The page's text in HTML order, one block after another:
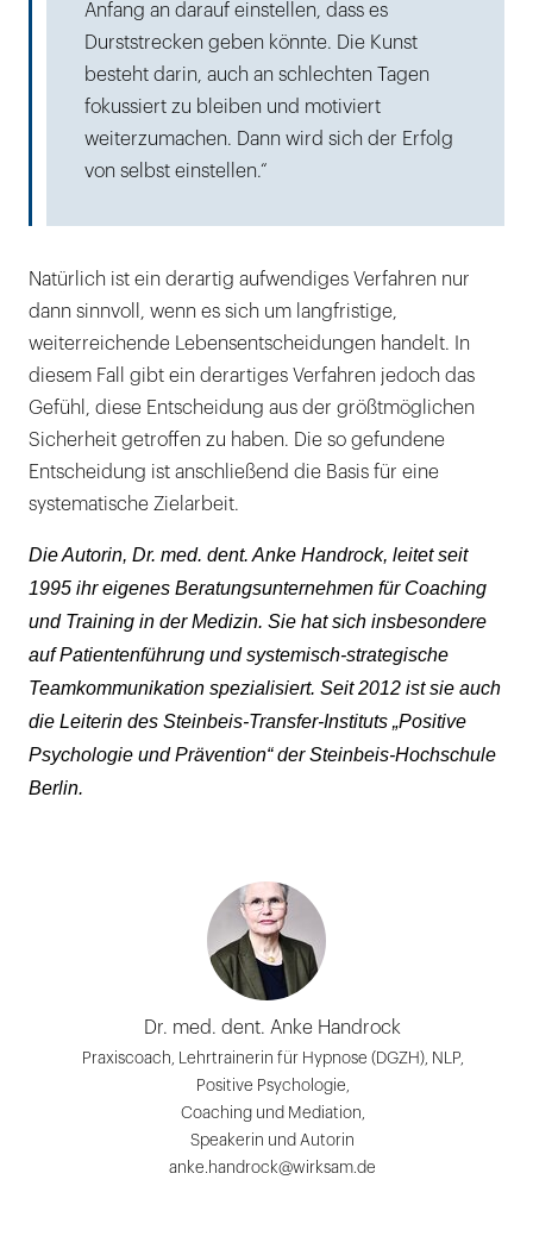
Anfang an darauf einstellen, dass es
Durststrecken geben könnte. Die Kunst
besteht darin, auch an schlechten Tagen
fokussiert zu bleiben und motiviert
weiterzumachen. Dann wird sich der Erfolg
von selbst einstellen.“
Natürlich ist ein derartig aufwendiges Verfahren nur
dann sinnvoll, wenn es sich um langfristige,
weiterreichende Lebensentscheidungen handelt. In
diesem Fall gibt ein derartiges Verfahren jedoch das
Gefühl, diese Entscheidung aus der größtmöglichen
Sicherheit getroffen zu haben. Die so gefundene
Entscheidung ist anschließend die Basis für eine
systematische Zielarbeit.
Die Autorin, Dr. med. dent. Anke Handrock, leitet seit
1995 ihr eigenes Beratungsunternehmen für Coaching
und Training in der Medizin. Sie hat sich insbesondere
auf Patientenführung und systemisch-strategische
Teamkommunikation spezialisiert. Seit 2012 ist sie auch
die Leiterin des Steinbeis-Transfer-Instituts „Positive
Psychologie und Prävention“ der Steinbeis-Hochschule
Berlin.
Dr. med. dent. Anke Handrock
Praxiscoach, Lehrtrainerin für Hypnose (DGZH), NLP,
Positive Psychologie,
Coaching und Mediation,
Speakerin und Autorin
anke.handrock@wirksam.de